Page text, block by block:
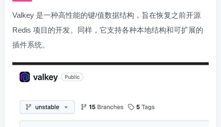
Valkey 是一种高性能的键/值数据结构，旨在恢复之前开源
Redis 项目的开发。同样，它支持各种本地结构和可扩展的
插件系统。